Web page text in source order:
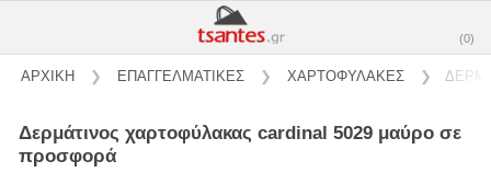
(0)
ΑΡΧΙΚΗ ❯ ΕΠΑΓΓΕΛΜΑΤΙΚΕΣ ❯ ΧΑΡΤΟΦΥΛΑΚΕΣ ❯
δερμάτινος χαρτοφύλακας cardinal 5029 μαύρο σε
προσφορά